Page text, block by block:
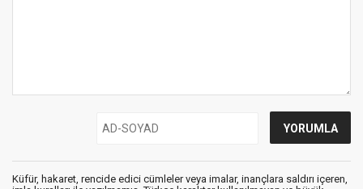
Küfür, hakaret, rencide edici cümleler veya imalar, inançlara saldırı içeren,